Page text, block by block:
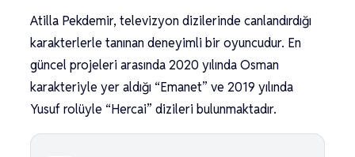
Atilla Pekdemir, televizyon dizilerinde canlandırdığı
karakterlerle tanınan deneyimli bir oyuncudur. En
güncel projeleri arasında 2020 yılında Osman
karakteriyle yer aldığı “Emanet” ve 2019 yılında
Yusuf rolüyle “Hercai” dizileri bulunmaktadır.